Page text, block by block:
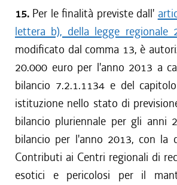
15. Per le finalità previste dall'
lettera b), della legge regionale
modificato dal comma 13, è
20.000 euro per l'anno 2013 a
bilancio 7.2.1.1134 e del
istituzione nello stato di
bilancio pluriennale per gli anni
bilancio per l'anno 2013, con la
Contributi ai Centri regionali di
esotici e pericolosi per il